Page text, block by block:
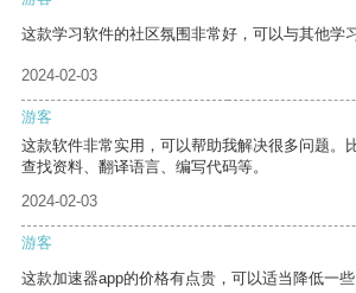
这款学习软件的社区氛围非常好，可以与其他学
2024-02-03
游客
这款软件非常实用，可以帮助我解决很多问题。
查找资料、翻译语言、编写代码等。
2024-02-03
游客
这款加速器app的价格有点贵，可以适当降低一些